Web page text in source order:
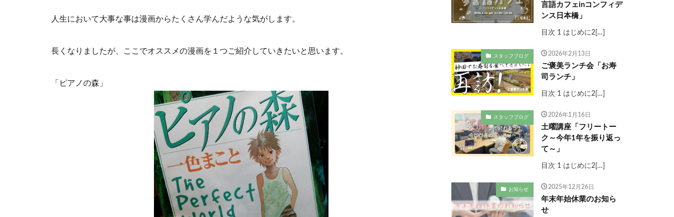
人生において大事な事は漫画からたくさん学んだような気がします。
長くなりましたが、ここでオススメの漫画を１つご紹介していきたいと思います。
「ピアノの森」
言語カフェinコンフィデ
ンス日本橋」
目次 1 はじめに2[…]
スタッフブログ 2026年2月13日
ご褒美ランチ会「お寿
司ランチ」
目次 1 はじめに2[…]
スタッフブログ 2026年1月16日
土曜講座「フリートー
ク～今年1年を振り返っ
て～」
目次 1 はじめに2[…]
お知らせ 2025年12月26日
年末年始休業のお知ら
せ